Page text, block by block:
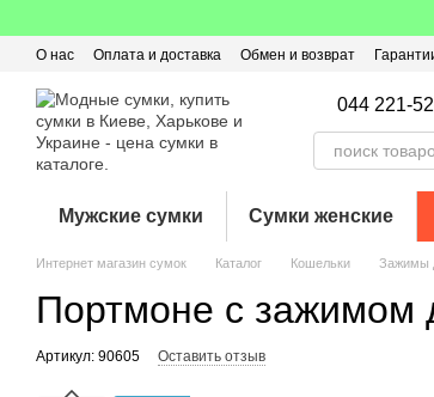
О нас Оплата и доставка Обмен и возврат
044 221-
Мужские сумки Сумки женские
Интернет магазин сумок Каталог Кошельки Зажимы
Портмоне с зажимом
Артикул: 90605 Оставить отзыв